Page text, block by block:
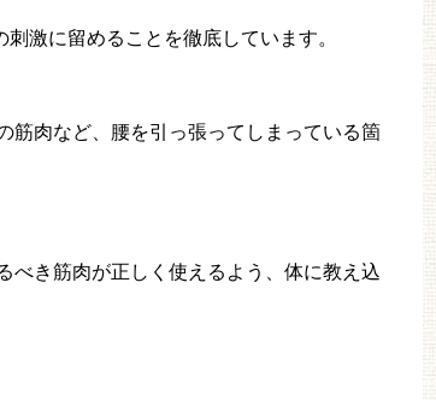
激に留めることを徹底しています。
筋肉など、腰を引っ張ってしまっている箇
べき筋肉が正しく使えるよう、体に教え込